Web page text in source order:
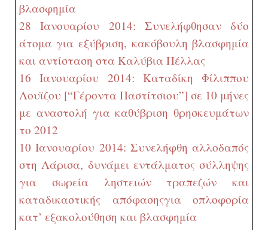
βλασφημία
28 Ιανουαρίου 2014: Συνελήφθησαν δύο
άτομα για εξύβριση, κακόβουλη βλασφημία
και αντίσταση στα Καλύβια Πέλλας
16 Ιανουαρίου 2014: Καταδίκη Φίλιππου
Λουϊζου [“Γέροντα Παστίτσιου”]σε 10 μήνες
με αναστολή για καθύβριση θρησκευμάτων
το 2012
10 Ιανουαρίου 2014: Συνελήφθη αλλοδαπός
στη Λάρισα, δυνάμει εντάλματος σύλληψης
για σωρεία ληστειών τραπεζών και
καταδικαστικής απόφασηςγια οπλοφορία
κατ’ εξακολούθηση και βλασφημία